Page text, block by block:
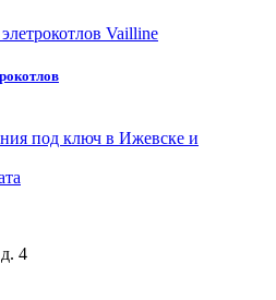
под ключ в Ижевске и
4